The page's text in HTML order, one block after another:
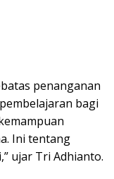
penanganan
bagi
Ini tentang
ujar Tri Adhianto.